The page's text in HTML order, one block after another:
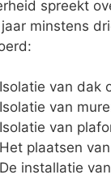
spreekt
minstens
Isolatie van dak
Isolatie van
Isolatie van
Het plaatsen
De installatie